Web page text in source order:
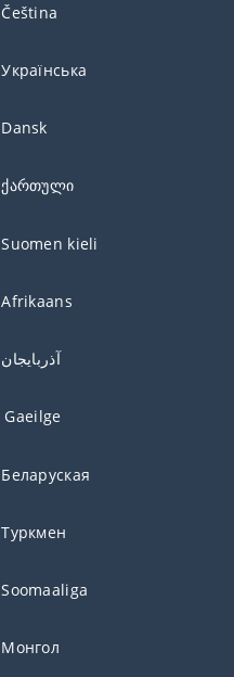
Čeština
Українська
Dansk
ქართული
Suomen kieli
Afrikaans
آذربايجان
Gaeilge
Беларуская
Туркмен
Soomaaliga
Монгол